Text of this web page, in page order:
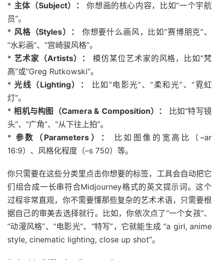
* 主体（Subject）：
你想画的核心内容，比如“一个宇航
员”。
* 风格（Styles）：
你想要什么画风，比如“赛博朋克”、
“水彩画”、“宫崎骏风格”。
* 艺术家（Artists）：
模仿某位艺术家的风格，比如“梵
高”或“Greg Rutkowski”。
*光线（Lighting）：
比如“电影光”、“柔和光”、“霓虹
灯”。
*相机与构图（Camera & Composition）：
比如“特写镜
头”、“广角”、“从下往上拍”。
* 参数（Parameters）：
比如图像的宽高比（–ar
16:9）、风格化程度（–s 750）等。
你只需要在这些分类里点击你想要的标签，工具会自动把它
们组合成一长串符合Midjourney格式的英文提示词。这个
过程非常直观，你不需要懂那些复杂的艺术术语，只需要根
据自己的审美去选择就行。比如，你依次点了“一个女孩”、
“动漫风格”、“电影光”、“特写”，它就能生成 “a girl, anime
style, cinematic lighting, close up shot”。